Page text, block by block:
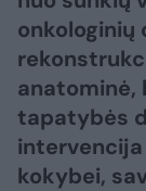
onkologinių
anatominė,
tapatybės
kokybei,